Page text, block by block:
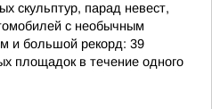
скульптур, парад невест,
с необычным
и большой рекорд: 39
площадок в течение одного